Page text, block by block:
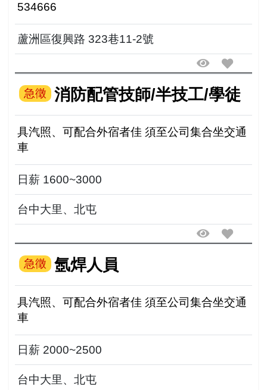
534666
蘆洲區復興路 323巷11-2號
急徵 消防配管技師/半技工/學徒
具汽照、可配合外宿者佳 須至公司集合坐交通
車
日薪 1600~3000
台中大里、北屯
急徵 氬焊人員
具汽照、可配合外宿者佳 須至公司集合坐交通
車
日薪 2000~2500
台中大里、北屯